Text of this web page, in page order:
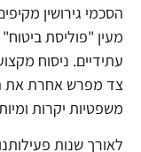
הסכמי גירושין
מעין "פוליסת
עתידיים. ניסוח
צד מפרש אחרת את
משפטיות יקרות
לאורך שנות